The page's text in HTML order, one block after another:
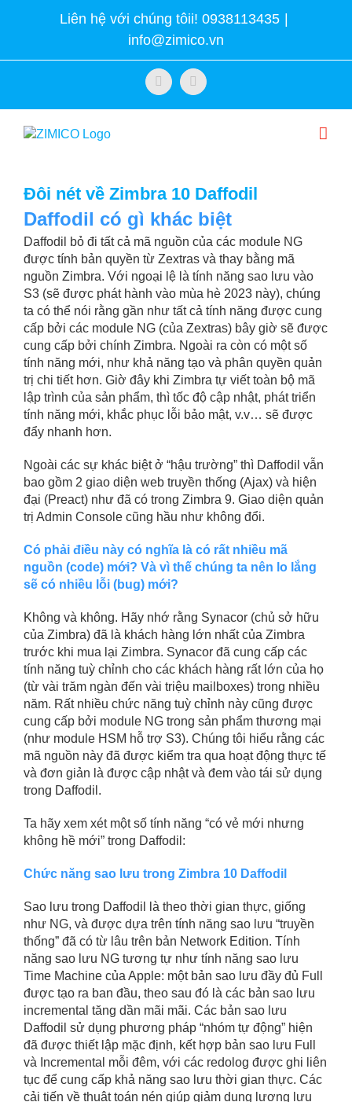
Liên hệ với chúng tôii! 0938113435 |
info@zimico.vn
FacebookTwitter
Đôi nét về Zimbra 10 Daffodil
Daffodil có gì khác biệt
Daffodil bỏ đi tất cả mã nguồn của các module NG
được tính bản quyền từ Zextras và thay bằng mã
nguồn Zimbra. Với ngoại lệ là tính năng sao lưu vào
S3 (sẽ được phát hành vào mùa hè 2023 này), chúng
ta có thể nói rằng gần như tất cả tính năng được cung
cấp bởi các module NG (của Zextras) bây giờ sẽ được
cung cấp bởi chính Zimbra. Ngoài ra còn có một số
tính năng mới, như khả năng tạo và phân quyền quản
trị chi tiết hơn. Giờ đây khi Zimbra tự viết toàn bộ mã
lập trình của sản phẩm, thì tốc độ cập nhật, phát triển
tính năng mới, khắc phục lỗi bảo mật, v.v… sẽ được
đẩy nhanh hơn.
Ngoài các sự khác biệt ở “hậu trường” thì Daffodil vẫn
bao gồm 2 giao diện web truyền thống (Ajax) và hiện
đại (Preact) như đã có trong Zimbra 9. Giao diện quản
trị Admin Console cũng hầu như không đổi.
Có phải điều này có nghĩa là có rất nhiều mã
nguồn (code) mới? Và vì thế chúng ta nên lo lắng
sẽ có nhiều lỗi (bug) mới?
Không và không. Hãy nhớ rằng Synacor (chủ sở hữu
của Zimbra) đã là khách hàng lớn nhất của Zimbra
trước khi mua lại Zimbra. Synacor đã cung cấp các
tính năng tuỳ chỉnh cho các khách hàng rất lớn của họ
(từ vài trăm ngàn đến vài triệu mailboxes) trong nhiều
năm. Rất nhiều chức năng tuỳ chỉnh này cũng được
cung cấp bởi module NG trong sản phẩm thương mại
(như module HSM hỗ trợ S3). Chúng tôi hiểu rằng các
mã nguồn này đã được kiểm tra qua hoạt động thực tế
và đơn giản là được cập nhật và đem vào tái sử dụng
trong Daffodil.
Ta hãy xem xét một số tính năng “có vẻ mới nhưng
không hề mới” trong Daffodil:
Chức năng sao lưu trong Zimbra 10 Daffodil
Sao lưu trong Daffodil là theo thời gian thực, giống
như NG, và được dựa trên tính năng sao lưu “truyền
thống” đã có từ lâu trên bản Network Edition. Tính
năng sao lưu NG tương tự như tính năng sao lưu
Time Machine của Apple: một bản sao lưu đầy đủ Full
được tạo ra ban đầu, theo sau đó là các bản sao lưu
incremental tăng dần mãi mãi. Các bản sao lưu
Daffodil sử dụng phương pháp “nhóm tự động” hiện
đã được thiết lập mặc định, kết hợp bản sao lưu Full
và Incremental mỗi đêm, với các redolog được ghi liên
tục để cung cấp khả năng sao lưu thời gian thực. Các
cải tiến về thuật toán nén giúp giảm dung lượng lưu